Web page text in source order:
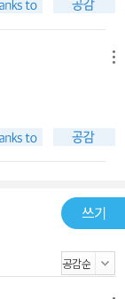
쓰기